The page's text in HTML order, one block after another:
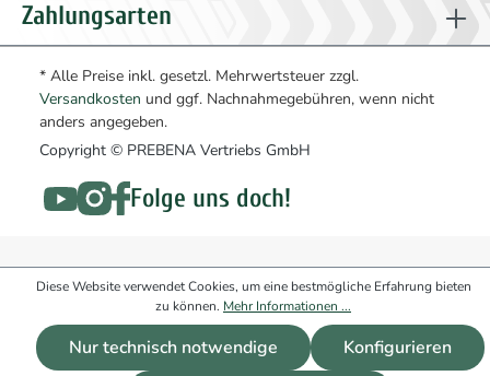
Zahlungsarten
* Alle Preise inkl. gesetzl. Mehrwertsteuer zzgl.
Versandkosten und ggf. Nachnahmegebühren, wenn nicht
anders angegeben.
Copyright © PREBENA Vertriebs GmbH
Folge uns doch!
Diese Website verwendet Cookies, um eine bestmögliche Erfahrung bieten
zu können. Mehr Informationen ...
Nur technisch notwendige Konfigurieren